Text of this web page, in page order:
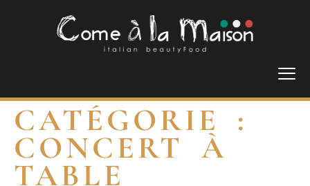
CATÉGORIE :
CONCERT À
TABLE